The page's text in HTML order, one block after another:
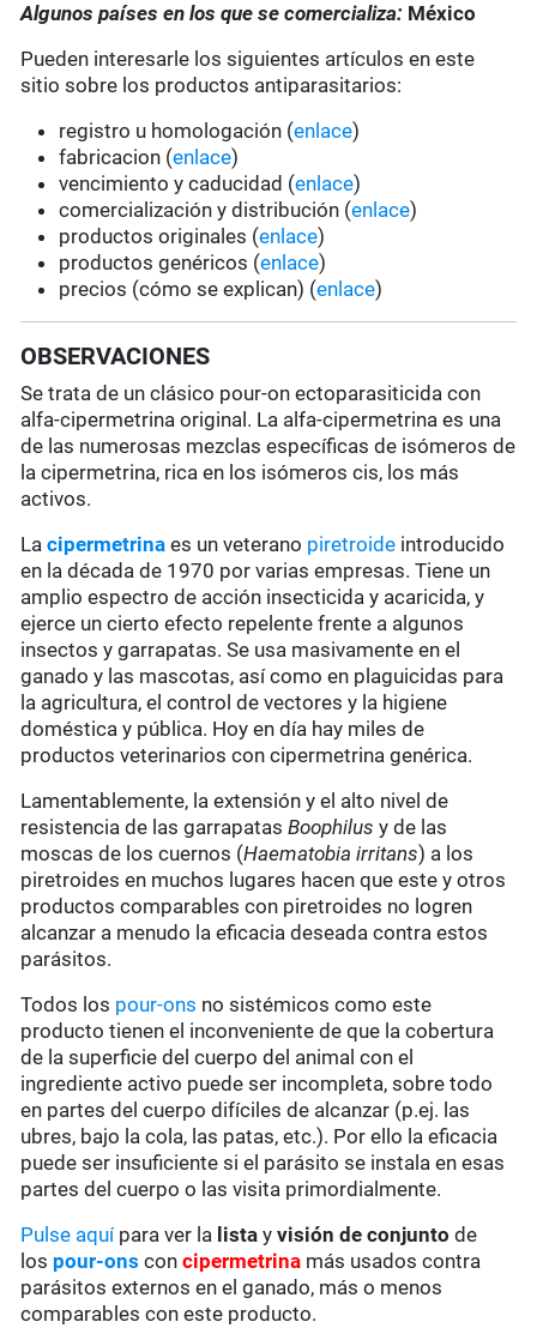
Algunos países en los que se comercializa: México
Pueden interesarle los siguientes artículos en este
sitio sobre los productos antiparasitarios:
registro u homologación (enlace)
fabricacion (enlace)
vencimiento y caducidad (enlace)
comercialización y distribución (enlace)
productos originales (enlace)
productos genéricos (enlace)
precios (cómo se explican) (enlace)
OBSERVACIONES
Se trata de un clásico pour-on ectoparasiticida con
alfa-cipermetrina original. La alfa-cipermetrina es una
de las numerosas mezclas específicas de isómeros de
la cipermetrina, rica en los isómeros cis, los más
activos.
Lacipermetrinaes un veterano piretroide introducido
en la década de 1970 por varias empresas. Tiene un
amplio espectro de acción insecticida y acaricida, y
ejerce un cierto efecto repelente frente a algunos
insectos y garrapatas. Se usa masivamente en el
ganado y las mascotas, así como en plaguicidas para
la agricultura, el control de vectores y la higiene
doméstica y pública. Hoy en día hay miles de
productos veterinarios con cipermetrina genérica.
Lamentablemente, la extensión y el alto nivel de
resistencia de las garrapatasBoophilus y de las
moscas de los cuernos (Haematobia irritans) a los
piretroides en muchos lugares hacen que este y otros
productos comparables con piretroides no logren
alcanzar a menudo la eficacia deseada contra estos
parásitos.
Todos los pour-ons no sistémicos como este
producto tienen el inconveniente de que la cobertura
de la superficie del cuerpo del animal con el
ingrediente activo puede ser incompleta, sobre todo
en partes del cuerpo difíciles de alcanzar (p.ej. las
ubres, bajo la cola, las patas, etc.). Por ello la eficacia
puede ser insuficiente si el parásito se instala en esas
partes del cuerpo o las visita primordialmente.
Pulse aquípara ver la lista yvisión de conjunto de
los pour-ons concipermetrina más usados contra
parásitos externos en el ganado, más o menos
comparables con este producto.